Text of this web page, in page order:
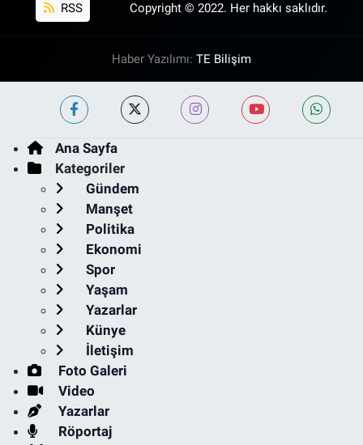
RSS Copyright © 2022. Her hakkı saklıdır.
Haber Yazılımı: TE Bilişim
Ana Sayfa
Kategoriler
Gündem
Manşet
Politika
Ekonomi
Spor
Yaşam
Yazarlar
Künye
İletişim
Foto Galeri
Video
Yazarlar
Röportaj